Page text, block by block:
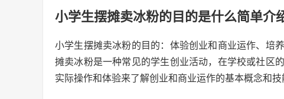
小学生摆摊卖冰粉的目的是什么简单介
小学生摆摊卖冰粉的目的：体验创业和商业运作、培
摊卖冰粉是一种常见的学生创业活动，在学校或社区
实际操作和体验来了解创业和商业运作的基本概念和技